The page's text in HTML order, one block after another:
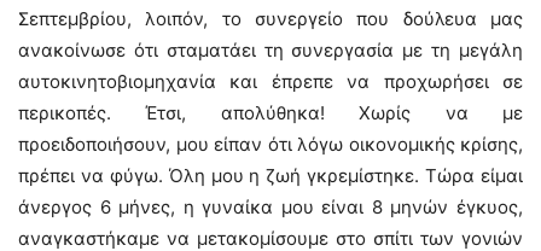
Σεπτεμβρίου, λοιπόν, το συνεργείο που δούλευα μας
ανακοίνωσε ότι σταματάει τη συνεργασία με τη μεγάλη
αυτοκινητοβιομηχανία και έπρεπε να προχωρήσει σε
περικοπές. Έτσι, απολύθηκα! Χωρίς να με
προειδοποιήσουν, μου είπαν ότι λόγω οικονομικής κρίσης,
πρέπει να φύγω. Όλη μου η ζωή γκρεμίστηκε. Τώρα είμαι
άνεργος 6 μήνες, η γυναίκα μου είναι 8 μηνών έγκυος,
αναγκαστήκαμε να μετακομίσουμε στο σπίτι των γονιών